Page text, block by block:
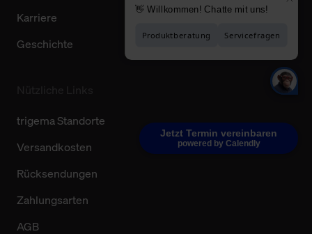
Jetzt Termin vereinbaren
powered by Calendly
Karriere
Geschichte
trigema Standorte
Versandkosten
Rücksendungen
Zahlungsarten
AGB